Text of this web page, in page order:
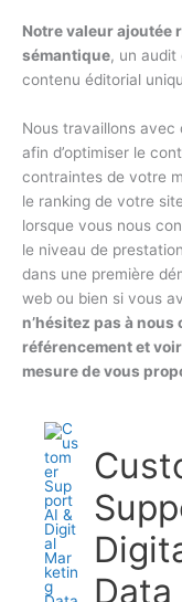
Notre valeur ajoutée
sémantique, un audit
contenu éditorial
Nous travaillons avec
afin d’optimiser le
contraintes de votre
le ranking de votre
lorsque vous nous
le niveau de
dans une première
web ou bien si vous
n’hésitez pas à
référencement et
mesure de vous